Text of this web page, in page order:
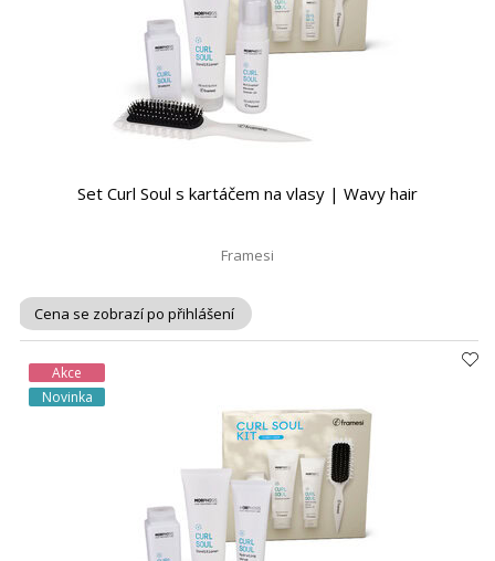
Set Curl Soul s kartáčem na vlasy | Wavy hair
Framesi
Cena se zobrazí po přihlášení
Akce
Novinka